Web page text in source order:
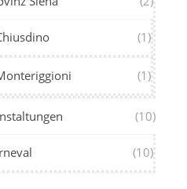
(1)
(1)
(10)
(10)